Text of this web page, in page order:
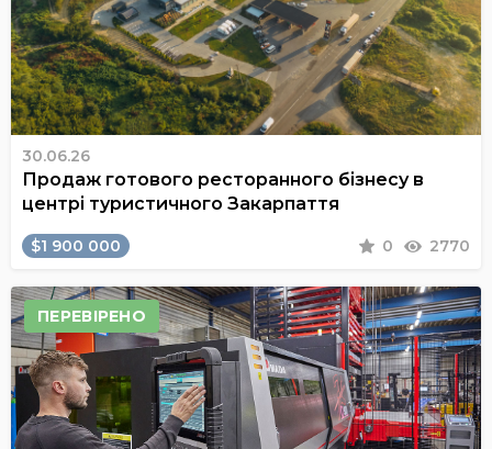
30.06.26
Продаж готового ресторанного бізнесу в
центрі туристичного Закарпаття
$1 900 000 0 2770
ПЕРЕВІРЕНО